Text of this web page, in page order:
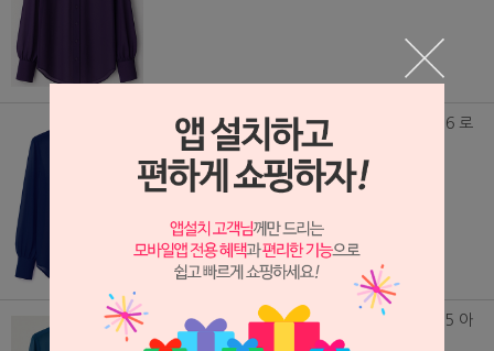
(DS250914) 쉬폰 망사 셔츠 SD VIVIAN_536 로
얄블루
89,000원
(DS250913) 쉬폰 망사 셔츠 SD VIVIAN_535 아
쿠아블